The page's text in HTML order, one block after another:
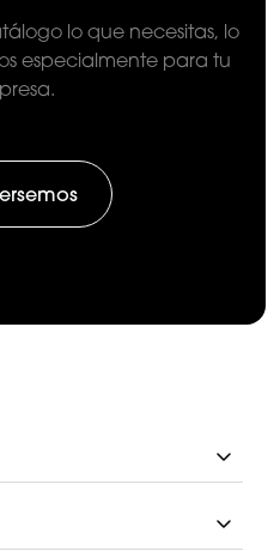
lo que necesitas, lo
especialmente para tu